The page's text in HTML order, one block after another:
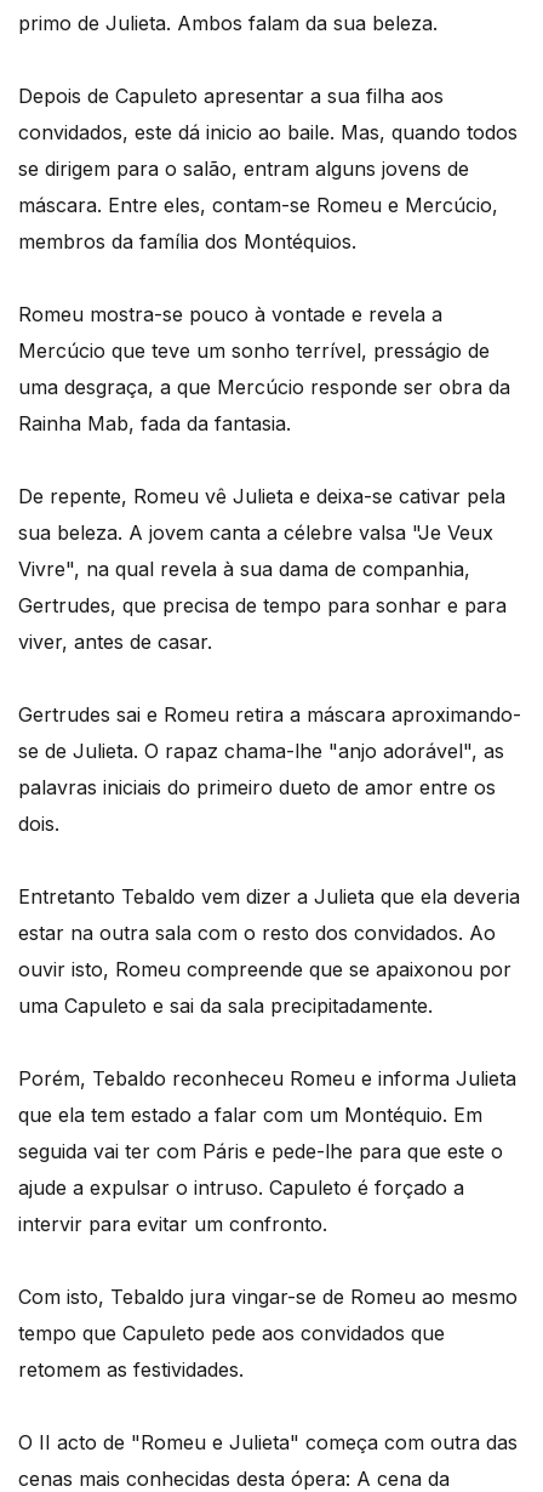
primo de Julieta. Ambos falam da sua beleza.
Depois de Capuleto apresentar a sua filha aos
convidados, este dá inicio ao baile. Mas, quando todos
se dirigem para o salão, entram alguns jovens de
máscara. Entre eles, contam-se Romeu e Mercúcio,
membros da família dos Montéquios.
Romeu mostra-se pouco à vontade e revela a
Mercúcio que teve um sonho terrível, presságio de
uma desgraça, a que Mercúcio responde ser obra da
Rainha Mab, fada da fantasia.
De repente, Romeu vê Julieta e deixa-se cativar pela
sua beleza. A jovem canta a célebre valsa "Je Veux
Vivre", na qual revela à sua dama de companhia,
Gertrudes, que precisa de tempo para sonhar e para
viver, antes de casar.
Gertrudes sai e Romeu retira a máscara aproximando-
se de Julieta. O rapaz chama-lhe "anjo adorável", as
palavras iniciais do primeiro dueto de amor entre os
dois.
Entretanto Tebaldo vem dizer a Julieta que ela deveria
estar na outra sala com o resto dos convidados. Ao
ouvir isto, Romeu compreende que se apaixonou por
uma Capuleto e sai da sala precipitadamente.
Porém, Tebaldo reconheceu Romeu e informa Julieta
que ela tem estado a falar com um Montéquio. Em
seguida vai ter com Páris e pede-lhe para que este o
ajude a expulsar o intruso. Capuleto é forçado a
intervir para evitar um confronto.
Com isto, Tebaldo jura vingar-se de Romeu ao mesmo
tempo que Capuleto pede aos convidados que
retomem as festividades.
O II acto de "Romeu e Julieta" começa com outra das
cenas mais conhecidas desta ópera: A cena da